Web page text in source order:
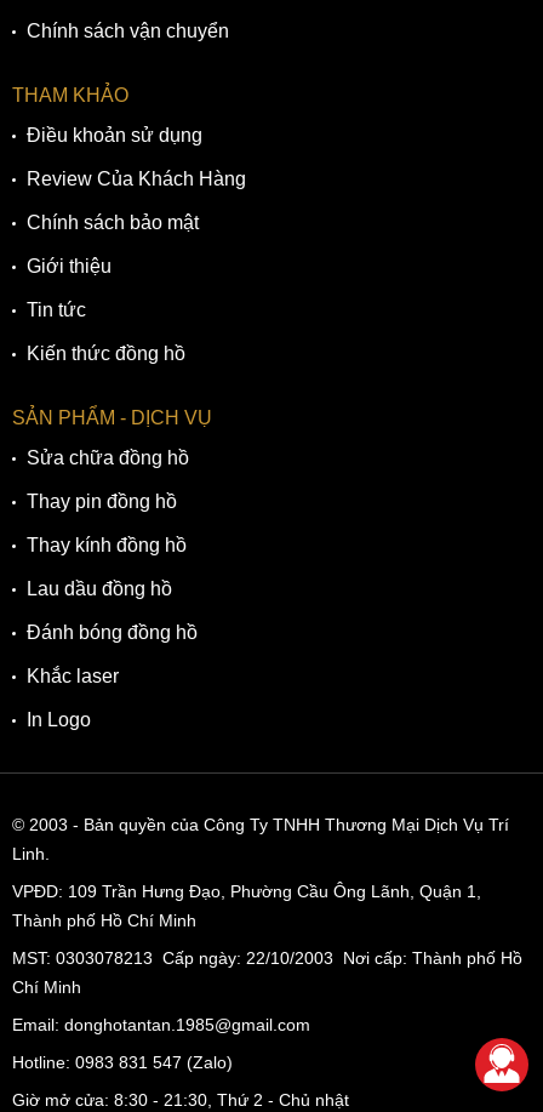
Chính sách vận chuyển
THAM KHẢO
Điều khoản sử dụng
Review Của Khách Hàng
Chính sách bảo mật
Giới thiệu
Tin tức
Kiến thức đồng hồ
SẢN PHẨM - DỊCH VỤ
Sửa chữa đồng hồ
Thay pin đồng hồ
Thay kính đồng hồ
Lau dầu đồng hồ
Đánh bóng đồng hồ
Khắc laser
In Logo
© 2003 - Bản quyền của Công Ty TNHH Thương Mại Dịch Vụ Trí
Linh.
VPĐD: 109 Trần Hưng Đạo, Phường Cầu Ông Lãnh, Quận 1,
Thành phố Hồ Chí Minh
MST: 0303078213 Cấp ngày: 22/10/2003 Nơi cấp: Thành phố Hồ
Chí Minh
Email: donghotantan.1985@gmail.com
Hotline: 0983 831 547 (Zalo)
Giờ mở cửa: 8:30 - 21:30, Thứ 2 - Chủ nhật